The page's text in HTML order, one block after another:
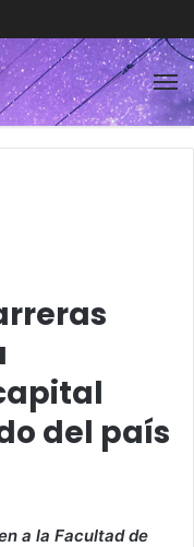
del país
a la Facultad de